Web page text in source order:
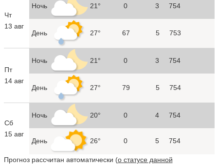
Чт
13 авг
Ночь 21° 0 3 754
День 27° 67 5 753
Пт
14 авг
Ночь 21° 0 3 754
День 27° 79 5 754
Сб
15 авг
Ночь 20° 0 4 754
День 26° 0 5 754
Прогноз рассчитан автоматически (о статусе данной